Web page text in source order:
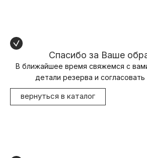
Спасибо за Ваше
В ближайшее время свяжемся с
детали резерва и
вернуться в каталог